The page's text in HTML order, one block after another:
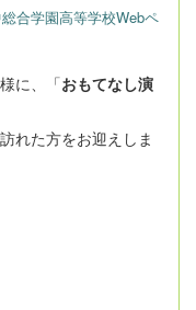
合学園高等学校Webペ
に、「おもてなし演
れた方をお迎えしま